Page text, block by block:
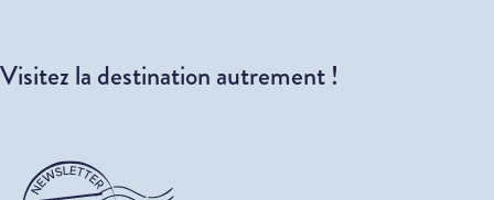
Visitez la destination autrement !